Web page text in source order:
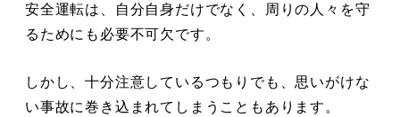
安全運転は、自分自身だけでなく、周りの人々を守
るためにも必要不可欠です。
しかし、十分注意しているつもりでも、思いがけな
い事故に巻き込まれてしまうこともあります。